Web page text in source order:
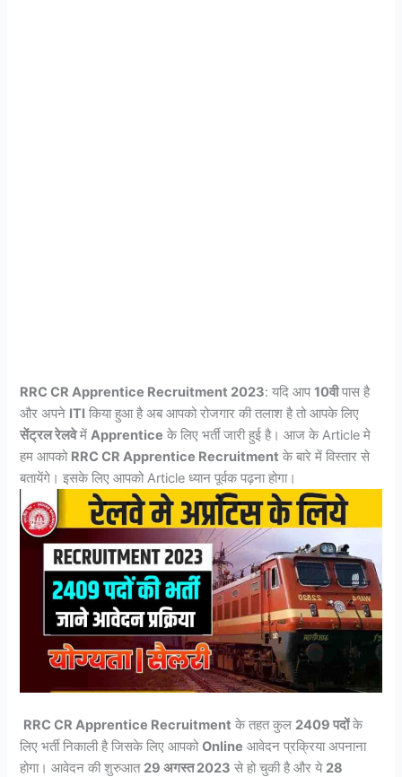
RRC CR Apprentice Recruitment 2023: यदि आप10वीपास है
और अपने ITI किया हुआ है अब आपको रोजगार की तलाश है तो आपके लिए
सेंट्रल रेलवेमेंApprentice के लिए भर्ती जारी हुई है। आज के Article मे
हम आपको RRC CR Apprentice Recruitment के बारे में विस्तार से
बतायेंगे। इसके लिए आपको Article ध्यान पूर्वक पढ़ना होगा।
RRC CR Apprentice Recruitment के तहत कुल 2409 पदोंके
लिए भर्ती निकाली है जिसके लिए आपकोOnline आवेदन प्रक्रिया अपनाना
होगा। आवेदन की शुरुआत 29 अगस्त 2023 से हो चुकी है और ये 28